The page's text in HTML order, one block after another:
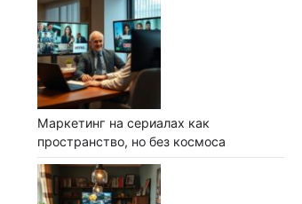
Маркетинг на сериалах как
пространство, но без космоса